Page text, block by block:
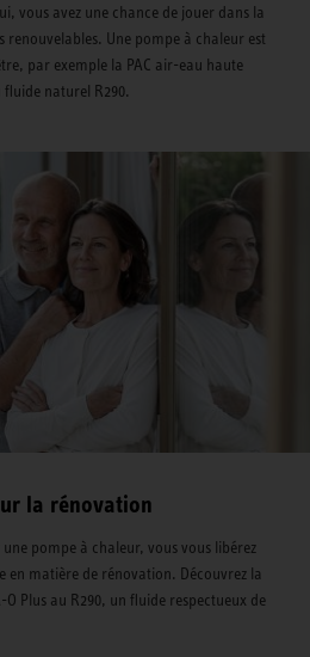
vous avez une chance de jouer dans la
renouvelables. Une pompe à chaleur est
par exemple la PAC air-eau haute
naturel R290.
la rénovation
pompe à chaleur, vous vous libérez
en matière de rénovation. Découvrez la
Plus au R290, un fluide respectueux de